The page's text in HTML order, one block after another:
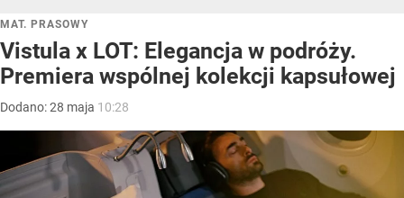
MAT. PRASOWY
Vistula x LOT: Elegancja w podróży.
Premiera wspólnej kolekcji kapsułowej
Dodano:28 maja 10:28